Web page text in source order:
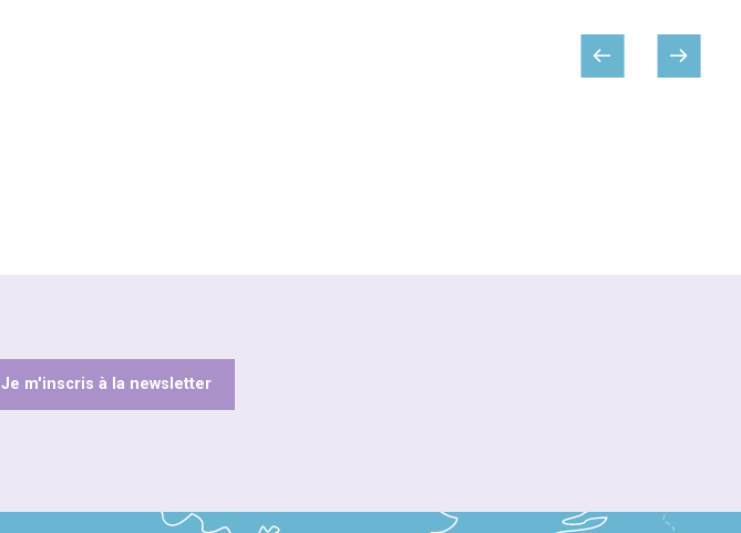
Je m'inscris à la newsletter